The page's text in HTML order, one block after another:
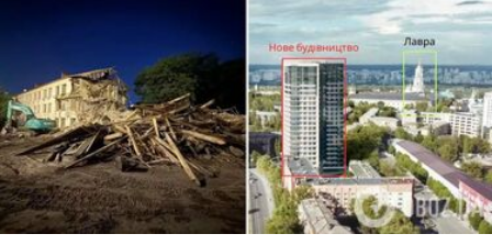
Києво-Печерську лавру закриють 80-метровим
"монстром"? Чому влада Києва відмовилась
зупиняти будівництво хмарочоса
"московського вірянина"
Яка реакція Кличка на петицію щодо скасування будівництва
3 години тому 35,6 т.
Армія РФ запустила по Одесі 11 ракет різного